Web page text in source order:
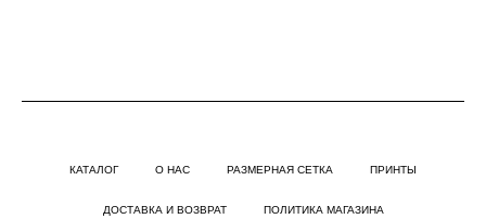
КАТАЛОГ О НАС РАЗМЕРНАЯ СЕТКА ПРИНТЫ
ДОСТАВКА И ВОЗВРАТ ПОЛИТИКА МАГАЗИНА